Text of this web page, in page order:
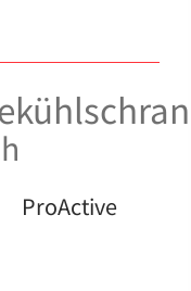
ProActive